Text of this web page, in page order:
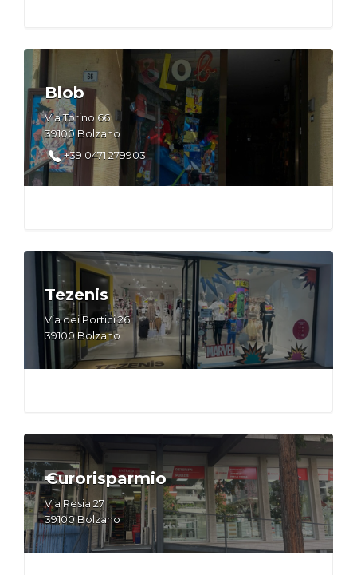
Blob
Via Torino 66
39100 Bolzano
+39 0471 279903
Tezenis
Via dei Portici 26
39100 Bolzano
€urorisparmio
Via Resia 27
39100 Bolzano